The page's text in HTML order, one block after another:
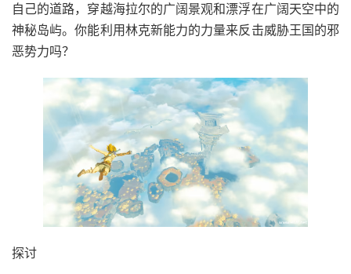
自己的道路，穿越海拉尔的广阔景观和漂浮在广阔天空中的
神秘岛屿。你能利用林克新能力的力量来反击威胁王国的邪
恶势力吗？
探讨